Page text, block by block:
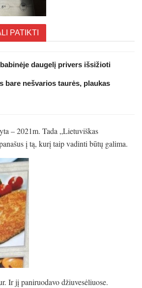
PATIKTI
daugelį privers išsižioti
bare nešvarios taurės, plaukas
– 2021m. Tada „Lietuviškas
į tą, kurį taip vadinti būtų galima.
Ir jį paniruodavo džiuvesėliuose.